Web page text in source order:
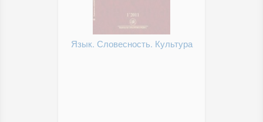
Язык. Словесность. Культура